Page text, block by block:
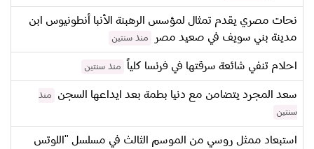
نحات مصري يقدم تمثال لمؤسس الرهبنة الأنبا أنطونيوس ابن
مدينة بني سويف في صعيد مصر
منذ سنتين
احلام تنفي شائعة سرقتها في فرنسا كلياً منذ سنتين
سعد المجرد يتضامن مع دنيا بطمة بعد ايداعها السجن
منذ
سنتين
استبعاد ممثل روسي من الموسم الثالث في مسلسل "اللوتس